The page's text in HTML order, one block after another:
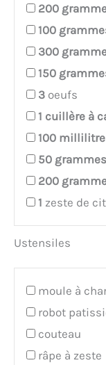
200
100
300
150
3 oeufs
1 cuillère à
100
50 grammes
200
1 zeste de
Ustensiles
moule à
robot
couteau
râpe à zeste